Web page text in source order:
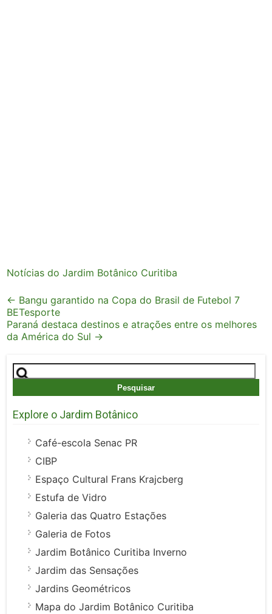
Notícias do Jardim Botânico Curitiba
Post
navigation
← Bangu garantido na Copa do Brasil de Futebol 7
BETesporte
Paraná destaca destinos e atrações entre os melhores
da América do Sul →
Pesquisar
por:
Explore o Jardim Botânico
Café-escola Senac PR
CIBP
Espaço Cultural Frans Krajcberg
Estufa de Vidro
Galeria das Quatro Estações
Galeria de Fotos
Jardim Botânico Curitiba Inverno
Jardim das Sensações
Jardins Geométricos
Mapa do Jardim Botânico Curitiba